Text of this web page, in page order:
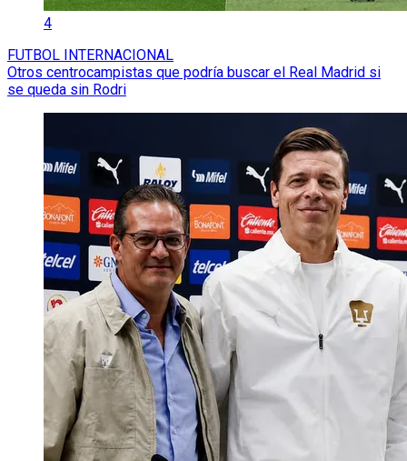
4
FUTBOL INTERNACIONAL
Otros centrocampistas que podría buscar el Real Madrid si
se queda sin Rodri